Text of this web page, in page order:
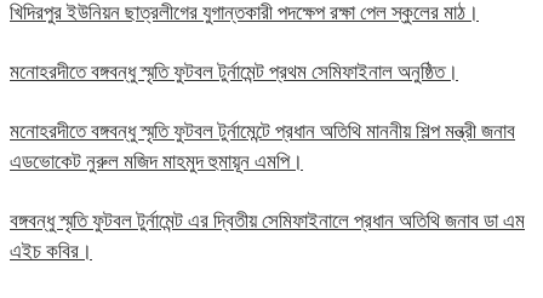
খিদিরপুর ইউনিয়ন ছাত্রলীগের যুগান্তকারী পদক্ষেপ রক্ষা পেল স্কুলের মাঠ।
মনোহরদীতে বঙ্গবন্ধু স্মৃতি ফুটবল টুর্নামেন্ট প্রথম সেমিফাইনাল অনুষ্ঠিত।
মনোহরদীতে বঙ্গবন্ধু স্মৃতি ফুটবল টুর্নামেন্টে প্রধান অতিথি মাননীয় শিল্প মন্ত্রী জনাব
এডভোকেট নুরুল মজিদ মাহমুদ হুমায়ূন এমপি।
বঙ্গবন্ধু স্মৃতি ফুটবল টুর্নামেন্ট এর দ্বিতীয় সেমিফাইনালে প্রধান অতিথি জনাব ডা এম
এইচ কবির।